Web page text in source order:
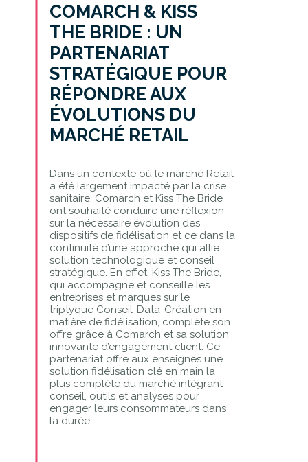
COMARCH & KISS
THE BRIDE : UN
PARTENARIAT
STRATÉGIQUE POUR
RÉPONDRE AUX
ÉVOLUTIONS DU
MARCHÉ RETAIL
Dans un contexte où le marché Retail
a été largement impacté par la crise
sanitaire, Comarch et Kiss The Bride
ont souhaité conduire une réflexion
sur la nécessaire évolution des
dispositifs de fidélisation et ce dans la
continuité d’une approche qui allie
solution technologique et conseil
stratégique. En effet, Kiss The Bride,
qui accompagne et conseille les
entreprises et marques sur le
triptyque Conseil-Data-Création en
matière de fidélisation, complète son
offre grâce à Comarch et sa solution
innovante d’engagement client. Ce
partenariat offre aux enseignes une
solution fidélisation clé en main la
plus complète du marché intégrant
conseil, outils et analyses pour
engager leurs consommateurs dans
la durée.